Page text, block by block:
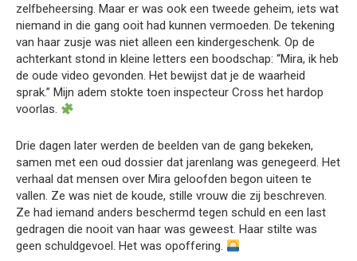
zelfbeheersing. Maar er was ook een tweede geheim, iets wat
niemand in die gang ooit had kunnen vermoeden. De tekening
van haar zusje was niet alleen een kindergeschenk. Op de
achterkant stond in kleine letters een boodschap: “Mira, ik heb
de oude video gevonden. Het bewijst dat je de waarheid
sprak.” Mijn adem stokte toen inspecteur Cross het hardop
voorlas.
Drie dagen later werden de beelden van de gang bekeken,
samen met een oud dossier dat jarenlang was genegeerd. Het
verhaal dat mensen over Mira geloofden begon uiteen te
vallen. Ze was niet de koude, stille vrouw die zij beschreven.
Ze had iemand anders beschermd tegen schuld en een last
gedragen die nooit van haar was geweest. Haar stilte was
geen schuldgevoel. Het was opoffering.